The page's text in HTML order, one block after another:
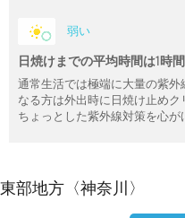
弱い
日焼けまでの平均時間は1時間
通常生活では極端に大量の紫
なる方は外出時に日焼け止め
ちょっとした紫外線対策を心が
東部地方〈神奈川〉